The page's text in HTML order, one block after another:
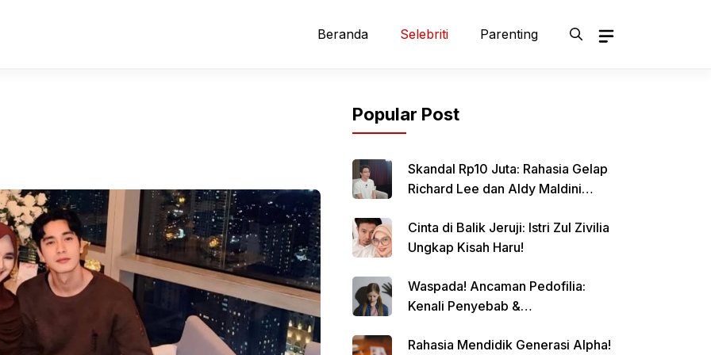
Beranda Selebriti Parenting
Popular Post
Skandal Rp10 Juta: Rahasia Gelap
Richard Lee dan Aldy Maldini
Cinta di Balik Jeruji: Istri Zul Zivilia
Ungkap Kisah Haru!
Waspada! Ancaman Pedofilia:
Kenali Penyebab &
Rahasia Mendidik Generasi Alpha!